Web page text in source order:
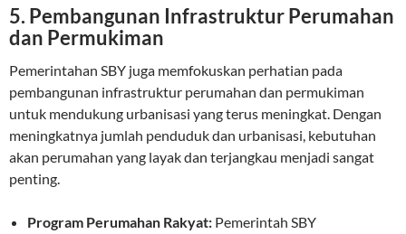
5. Pembangunan Infrastruktur Perumahan
dan Permukiman
Pemerintahan SBY juga memfokuskan perhatian pada
pembangunan infrastruktur perumahan dan permukiman
untuk mendukung urbanisasi yang terus meningkat. Dengan
meningkatnya jumlah penduduk dan urbanisasi, kebutuhan
akan perumahan yang layak dan terjangkau menjadi sangat
penting.
Program Perumahan Rakyat: Pemerintah SBY